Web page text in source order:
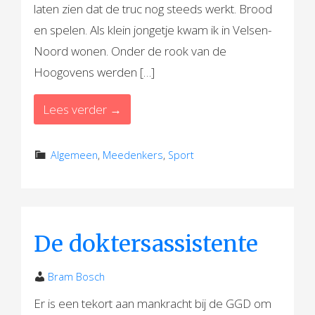
laten zien dat de truc nog steeds werkt. Brood
en spelen. Als klein jongetje kwam ik in Velsen-
Noord wonen. Onder de rook van de
Hoogovens werden […]
Lees verder →
Algemeen, Meedenkers, Sport
De doktersassistente
Bram Bosch
Er is een tekort aan mankracht bij de GGD om